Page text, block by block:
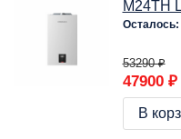
M24ТH
Осталось:
53290 ₽
47900 ₽
В